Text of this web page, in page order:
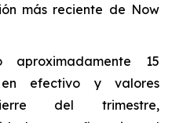
más reciente de Now
aproximadamente 15
efectivo y valores
del trimestre,